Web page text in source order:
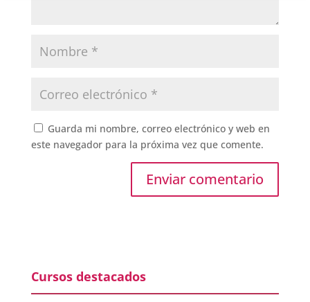
Guarda mi nombre, correo electrónico y web en
este navegador para la próxima vez que comente.
Cursos destacados